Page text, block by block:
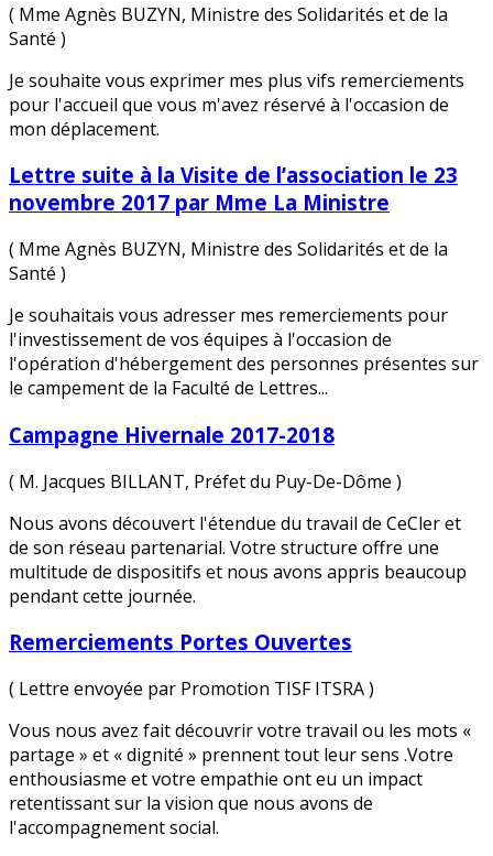
( Mme Agnès BUZYN, Ministre des Solidarités et de la
Santé )
Je souhaite vous exprimer mes plus vifs remerciements
pour l'accueil que vous m'avez réservé à l'occasion de
mon déplacement.
Lettre suite à la Visite de l’association le 23
novembre 2017 par Mme La Ministre
( Mme Agnès BUZYN, Ministre des Solidarités et de la
Santé )
Je souhaitais vous adresser mes remerciements pour
l'investissement de vos équipes à l'occasion de
l'opération d'hébergement des personnes présentes sur
le campement de la Faculté de Lettres...
Campagne Hivernale 2017-2018
( M. Jacques BILLANT, Préfet du Puy-De-Dôme )
Nous avons découvert l'étendue du travail de CeCler et
de son réseau partenarial. Votre structure offre une
multitude de dispositifs et nous avons appris beaucoup
pendant cette journée.
Remerciements Portes Ouvertes
( Lettre envoyée par Promotion TISF ITSRA )
Vous nous avez fait découvrir votre travail ou les mots «
partage » et « dignité » prennent tout leur sens .Votre
enthousiasme et votre empathie ont eu un impact
retentissant sur la vision que nous avons de
l'accompagnement social.